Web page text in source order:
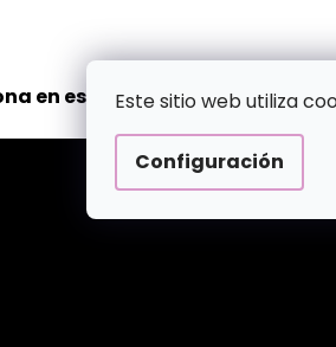
Este sitio web utiliza
Configuración
en este vídeo!